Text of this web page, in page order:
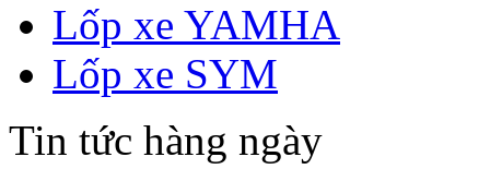
Lốp xe YAMHA
Lốp xe SYM
Tin tức hàng ngày